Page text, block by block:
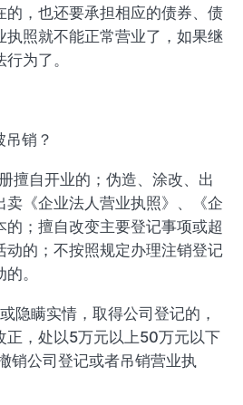
的，也还要承担相应的债券、债
执照就不能正常营业了，如果继
为了。
销？
擅自开业的；伪造、涂改、出
卖《企业法人营业执照》、《企
的；擅自改变主要登记事项或超
动的；不按照规定办理注销登记
。
隐瞒实情，取得公司登记的，
正，处以5万元以上50万元以下
销公司登记或者吊销营业执